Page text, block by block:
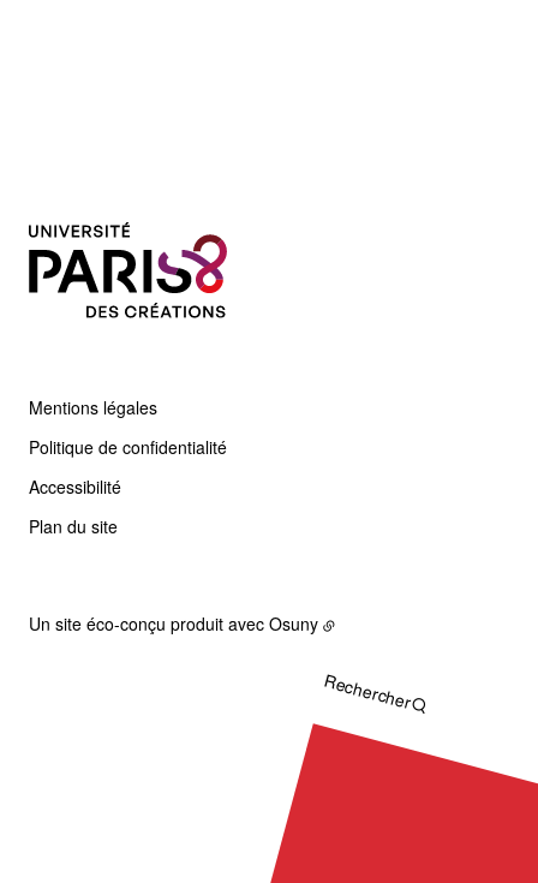
Mentions légales
Politique de confidentialité
Accessibilité
Plan du site
Rechercher
Un site éco-conçu produit avec Osuny